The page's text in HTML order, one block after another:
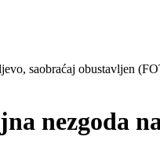
saobraćaj obustavljen
nezgoda